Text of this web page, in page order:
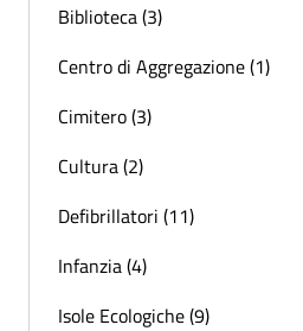
Biblioteca (3)
Centro di Aggregazione (1)
Cimitero (3)
Cultura (2)
Defibrillatori (11)
Infanzia (4)
Isole Ecologiche (9)